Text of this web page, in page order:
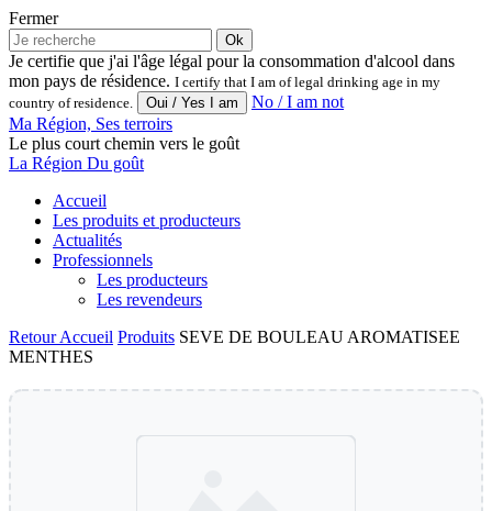
Fermer
Ok
Je certifie que j'ai l'âge légal pour la consommation d'alcool dans
mon pays de résidence. I certify that I am of legal drinking age in my
country of residence.
No / I am not
Ma Région, Ses terroirs
Le plus court chemin vers le goût
La Région Du goût
Accueil
Les produits et producteurs
Actualités
Professionnels
Les producteurs
Les revendeurs
RetourAccueil Produits SEVE DE BOULEAU AROMATISEE
MENTHES